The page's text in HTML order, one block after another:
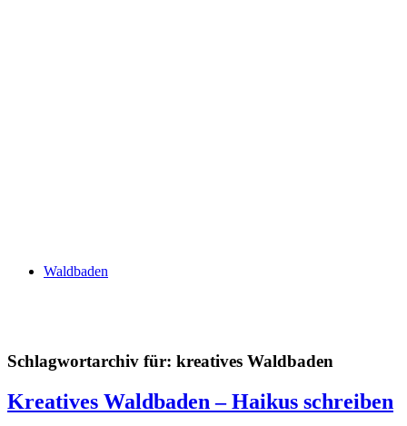
Waldbaden
Schlagwortarchiv für: kreatives Waldbaden
Kreatives Waldbaden – Haikus schreiben